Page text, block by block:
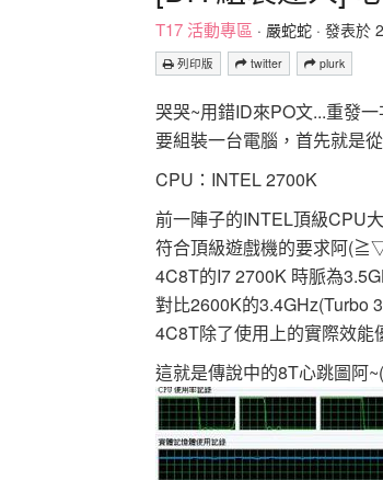
T17 活動專區 · 嚴蛇蛇 · 發表於
列印版 twitter plurk
哭哭~用錯ID來PO文...重發
要組裝一台電腦，首先就是
CPU：INTEL 2700K
前一陣子的INTEL頂級CPU
符合頂級遊戲機的要求阿
4C8T的I7 2700K 時脈為
對比2600K的3.4GHz(Turbo
4C8T除了使用上的實際效能
這就是傳說中的8T心跳圖阿